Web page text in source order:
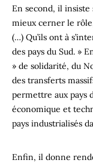
En second, il insiste
mieux cerner le
(…) Qu’ils ont à
des pays du Sud. »
» de solidarité, du
des transferts
permettre aux pays
économique et
pays industrialisés
Enfin, il donne